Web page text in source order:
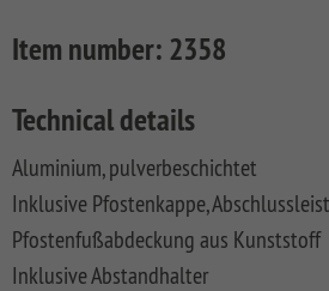
SYSTEM
WPC
PLATINUM
SYSTEM
WPC
PLATINUM
XL
WPC
SYSTEM
WPC
CLASSIC
RHOMBUS
HOLZ
SYSTEM
HOLZ
GRAZIA
NEO
DESIGN
XL
WPC
ALU
XL
RAJA
WPC
Planks
Floor
Planks
Aufbauanleitungen
Materialkunde
Item number: 2358
Technical details
Aluminium, pulverbeschichtet
Inklusive Pfostenkappe,
Pfostenfußabdeckung aus Kunststoff
Inklusive Abstandhalter